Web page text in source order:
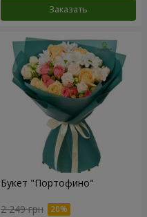
Заказать
Букет "Портофино"
2 249 грн